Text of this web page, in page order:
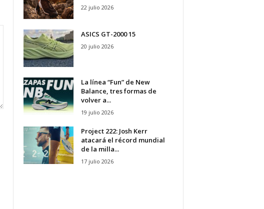
22 julio 2026
ASICS GT-2000 15
20 julio 2026
La línea “Fun” de New
Balance, tres formas de
volver a...
19 julio 2026
Project 222: Josh Kerr
atacará el récord mundial
de la milla...
17 julio 2026